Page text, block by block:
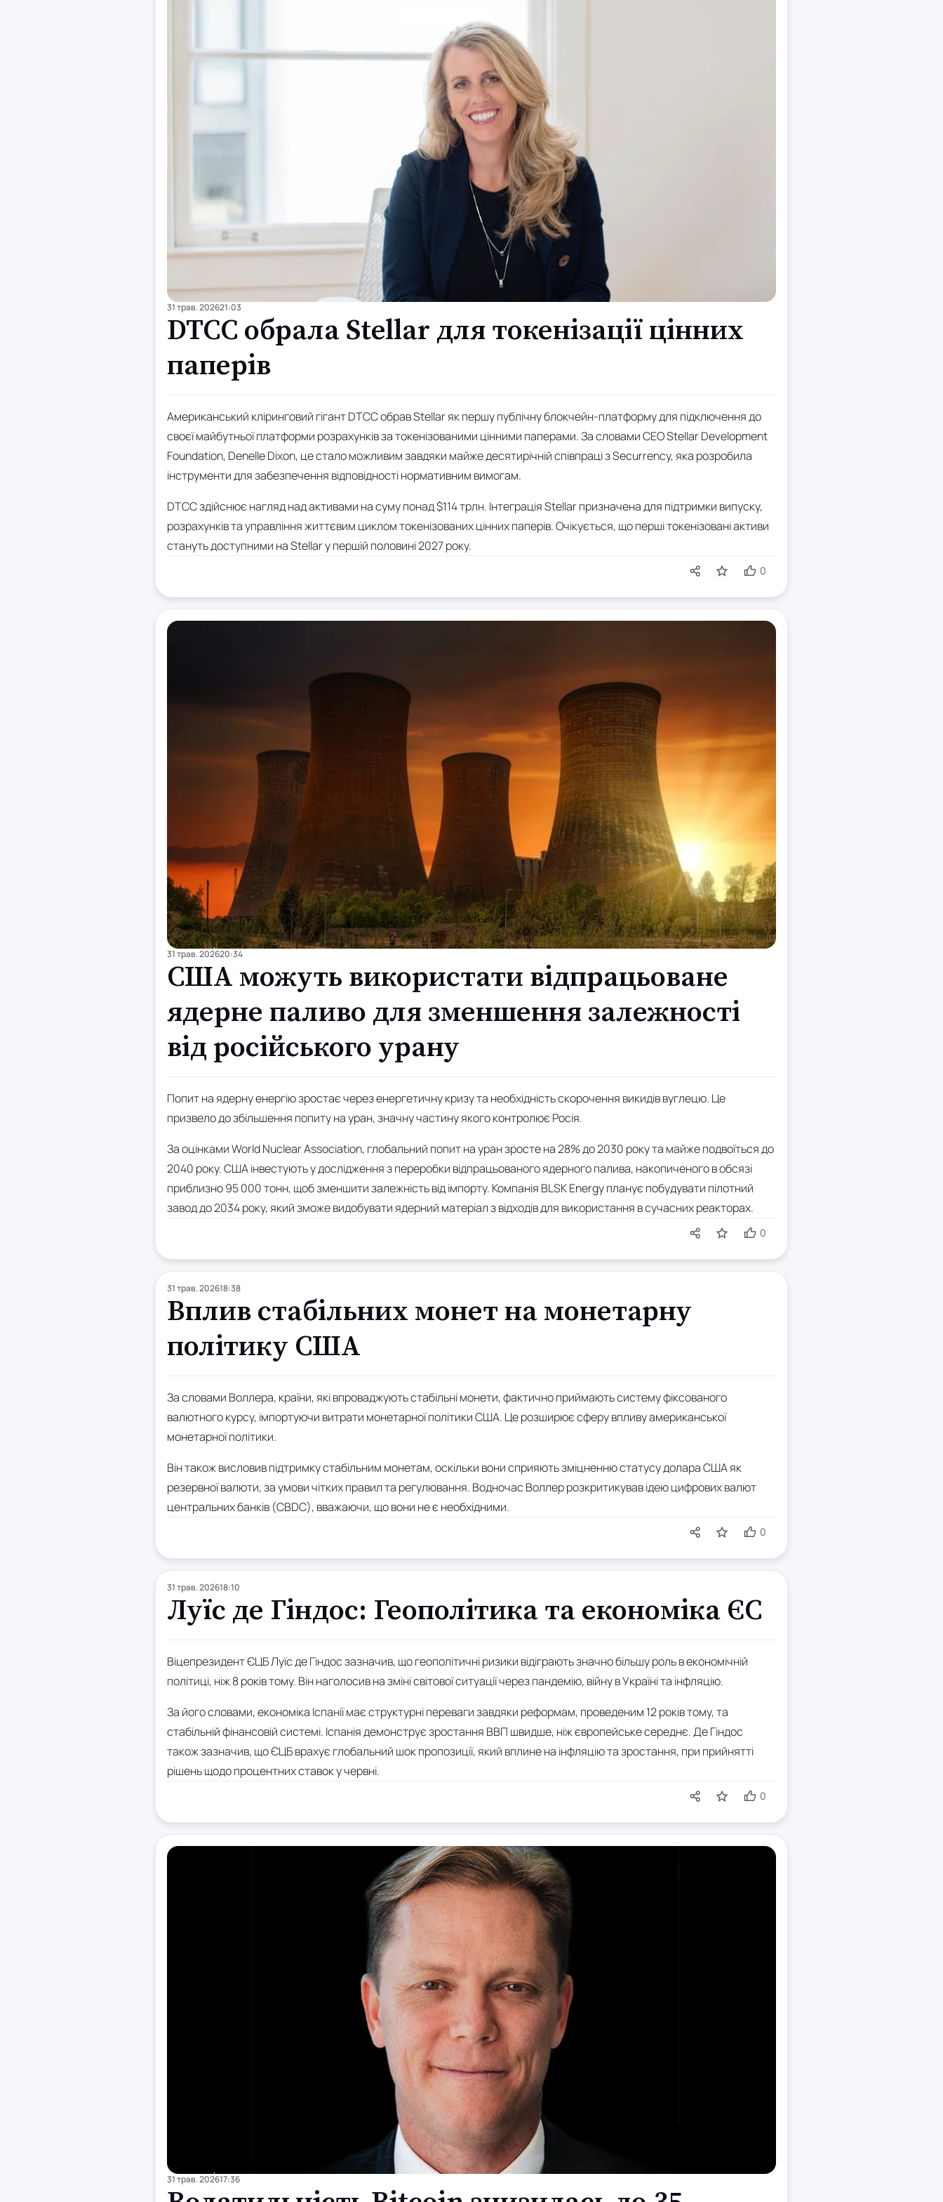
31 трав. 202621:03
DTCC обрала Stellar для токенізації цінних
паперів
Американський кліринговий гігант DTCC обрав Stellar як першу публічну блокчейн-платформу для підключення до
своєї майбутньої платформи розрахунків за токенізованими цінними паперами. За словами CEO Stellar Development
Foundation, Denelle Dixon, це стало можливим завдяки майже десятирічній співпраці з Securrency, яка розробила
інструменти для забезпечення відповідності нормативним вимогам.
DTCC здійснює нагляд над активами на суму понад $114 трлн. Інтеграція Stellar призначена для підтримки випуску,
розрахунків та управління життєвим циклом токенізованих цінних паперів. Очікується, що перші токенізовані активи
стануть доступними на Stellar у першій половині 2027 року.
0
31 трав. 202620:34
США можуть використати відпрацьоване
ядерне паливо для зменшення залежності
від російського урану
Попит на ядерну енергію зростає через енергетичну кризу та необхідність скорочення викидів вуглецю. Це
призвело до збільшення попиту на уран, значну частину якого контролює Росія.
За оцінками World Nuclear Association, глобальний попит на уран зросте на 28% до 2030 року та майже подвоїться до
2040 року. США інвестують у дослідження з переробки відпрацьованого ядерного палива, накопиченого в обсязі
приблизно 95 000 тонн, щоб зменшити залежність від імпорту. Компанія BLSK Energy планує побудувати пілотний
завод до 2034 року, який зможе видобувати ядерний матеріал з відходів для використання в сучасних реакторах.
0
31 трав. 202618:38
Вплив стабільних монет на монетарну
політику США
За словами Воллера, країни, які впроваджують стабільні монети, фактично приймають систему фіксованого
валютного курсу, імпортуючи витрати монетарної політики США. Це розширює сферу впливу американської
монетарної політики.
Він також висловив підтримку стабільним монетам, оскільки вони сприяють зміцненню статусу долара США як
резервної валюти, за умови чітких правил та регулювання. Водночас Воллер розкритикував ідею цифрових валют
центральних банків (CBDC), вважаючи, що вони не є необхідними.
0
31 трав. 202618:10
Луїс де Гіндос: Геополітика та економіка ЄС
Віцепрезидент ЄЦБ Луїс де Гіндос зазначив, що геополітичні ризики відіграють значно більшу роль в економічній
політиці, ніж 8 років тому. Він наголосив на зміні світової ситуації через пандемію, війну в Україні та інфляцію.
За його словами, економіка Іспанії має структурні переваги завдяки реформам, проведеним 12 років тому, та
стабільній фінансовій системі. Іспанія демонструє зростання ВВП швидше, ніж європейське середнє. Де Гіндос
також зазначив, що ЄЦБ врахує глобальний шок пропозиції, який вплине на інфляцію та зростання, при прийнятті
рішень щодо процентних ставок у червні.
0
31 трав. 202617:36